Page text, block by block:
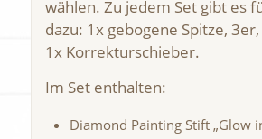
wählen. Zu jedem Set gibt es
dazu: 1x gebogene Spitze,
1x Korrekturschieber.
Im Set enthalten:
Diamond Painting Stift „Glow